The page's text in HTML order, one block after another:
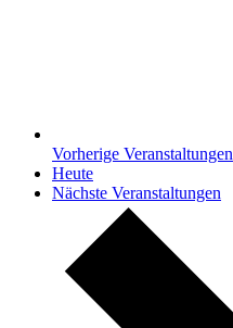
Vorherige Veranstaltungen
Heute
Nächste Veranstaltungen